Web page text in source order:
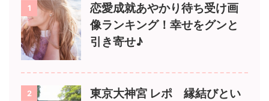
1
恋愛成就あやかり待ち受け画
像ランキング！幸せをグンと
引き寄せ♪
2
東京大神宮 レポ 縁結びとい